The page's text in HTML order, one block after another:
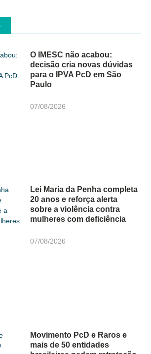
O IMESC não acabou:
decisão cria novas dúvidas
para o IPVA PcD em São
Paulo
07/08/2026
Lei Maria da Penha completa
20 anos e reforça alerta
sobre a violência contra
mulheres com deficiência
07/08/2026
Movimento PcD e Raros e
mais de 50 entidades